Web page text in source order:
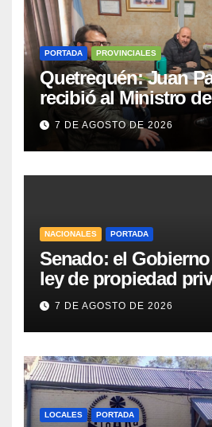
PORTADA PROVINCIALES
Quetrequén: Juan
recibió al Ministro
Públicas y al
Vialidad para
Villa Huidobro
7 DE AGOSTO DE 2026
NACIONALES PORTADA
Senado: el
ley de propiedad
tuvo que quitar otro
7 DE AGOSTO DE 2026
LOCALES PORTADA